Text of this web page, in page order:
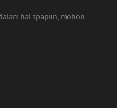
hal apapun, mohon